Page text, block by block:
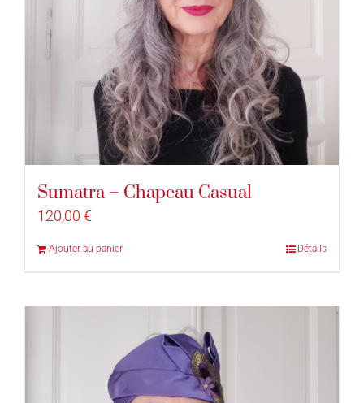
Sumatra – Chapeau Casual
120,00 €
Ajouter au panier Détails